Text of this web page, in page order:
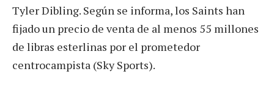
Tyler Dibling. Según se informa, los Saints han
fijado un precio de venta de al menos 55 millones
de libras esterlinas por el prometedor
centrocampista (Sky Sports).